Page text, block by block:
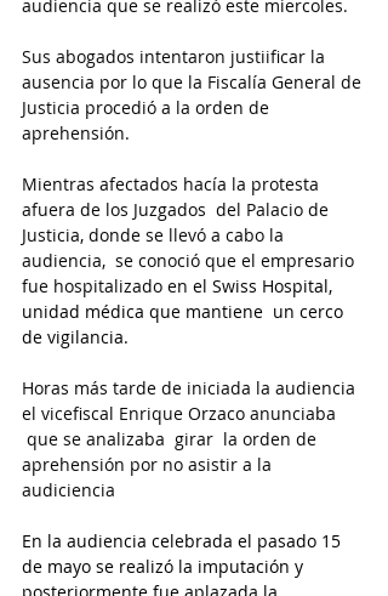
audiencia que se realizó este miercoles.
Sus abogados intentaron justiificar la
ausencia por lo que la Fiscalía General de
Justicia procedió a la orden de
aprehensión.
Mientras afectados hacía la protesta
afuera de los Juzgados  del Palacio de
Justicia, donde se llevó a cabo la
audiencia,  se conoció que el empresario
fue hospitalizado en el Swiss Hospital,
unidad médica que mantiene  un cerco
de vigilancia.
Horas más tarde de iniciada la audiencia
el vicefiscal Enrique Orzaco anunciaba
que se analizaba  girar  la orden de
aprehensión por no asistir a la
audiciencia
En la audiencia celebrada el pasado 15
de mayo se realizó la imputación y